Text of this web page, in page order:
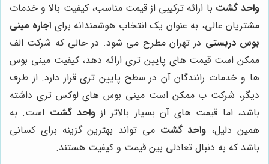
واحد گشت با ارائه ترکیبی از قیمت مناسب، کیفیت بالا و خدمات
مشتریان عالی، به عنوان یک انتخاب هوشمندانه برای اجاره مینی
بوس دربستی در تهران مطرح می شود. در حالی که شرکت الف
ممکن است قیمت های پایین تری ارائه دهد، کیفیت مینی بوس
ها و خدمات رانندگان آن در سطح پایین تری قرار دارد. از طرف
دیگر، شرکت ب ممکن است مینی بوس های لوکس تری داشته
باشد، اما قیمت های آن بسیار بالاتر ازواحد گشت است. به
همین دلیل، واحد گشت می تواند بهترین گزینه برای کسانی
باشد که به دنبال تعادلی بین قیمت و کیفیت هستند.